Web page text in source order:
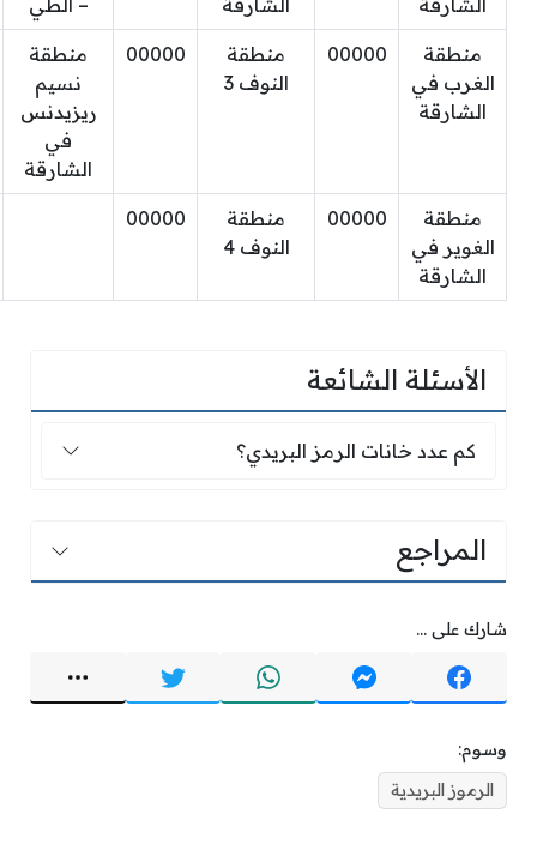
الشارقة الشارقة – الطي
منطقة
الغرب في
الشارقة
00000
منطقة
النوف 3
00000
منطقة
نسيم
ريزيدنس
في
الشارقة
منطقة
الغوير في
الشارقة
00000
منطقة
النوف 4
00000
الأسئلة الشائعة
كم عدد خانات الرمز البريدي؟
كم عدد خانات الرمز البريدي؟
المراجع
شارك على ...
وسوم:
الرموز البريدية